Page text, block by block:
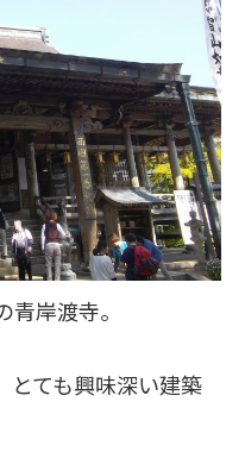
岸渡寺。
とても興味深い建築